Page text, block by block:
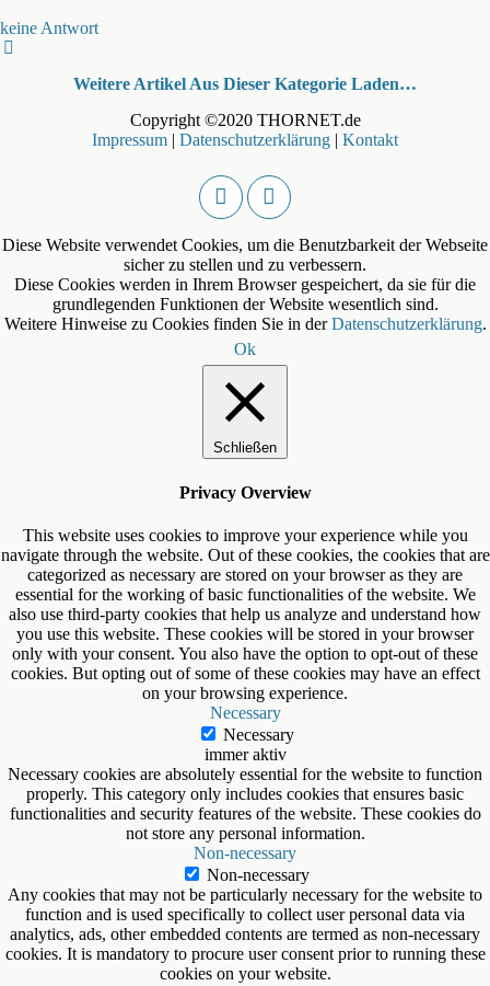
keine Antwort
Weitere Artikel Aus Dieser Kategorie Laden…
Copyright ©2020 THORNET.de
Impressum | Datenschutzerklärung | Kontakt
Diese Website verwendet Cookies, um die Benutzbarkeit der Webseite
sicher zu stellen und zu verbessern.
Diese Cookies werden in Ihrem Browser gespeichert, da sie für die
grundlegenden Funktionen der Website wesentlich sind.
Weitere Hinweise zu Cookies finden Sie in derDatenschutzerklärung.
Ok
Schließen
Privacy Overview
This website uses cookies to improve your experience while you
navigate through the website. Out of these cookies, the cookies that are
categorized as necessary are stored on your browser as they are
essential for the working of basic functionalities of the website. We
also use third-party cookies that help us analyze and understand how
you use this website. These cookies will be stored in your browser
only with your consent. You also have the option to opt-out of these
cookies. But opting out of some of these cookies may have an effect
on your browsing experience.
Necessary
Necessary
immer aktiv
Necessary cookies are absolutely essential for the website to function
properly. This category only includes cookies that ensures basic
functionalities and security features of the website. These cookies do
not store any personal information.
Non-necessary
Non-necessary
Any cookies that may not be particularly necessary for the website to
function and is used specifically to collect user personal data via
analytics, ads, other embedded contents are termed as non-necessary
cookies. It is mandatory to procure user consent prior to running these
cookies on your website.